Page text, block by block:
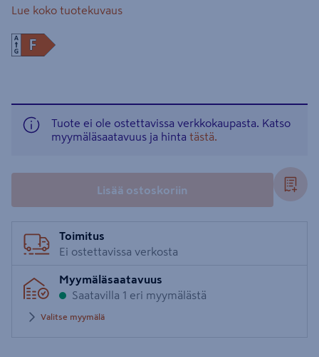
Lue koko tuotekuvaus
Tuote ei ole ostettavissa verkkokaupasta. Katso
myymäläsaatavuus ja hinta tästä.
Lisää ostoskoriin
Toimitus
Ei ostettavissa verkosta
Myymäläsaatavuus
Saatavilla 1 eri myymälästä
Valitse myymälä